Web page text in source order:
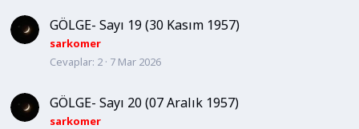
GÖLGE- Sayı 19 (30 Kasım 1957)
sarkomer
Cevaplar 2 7 Mar 2026
GÖLGE- Sayı 20 (07 Aralık 1957)
sarkomer